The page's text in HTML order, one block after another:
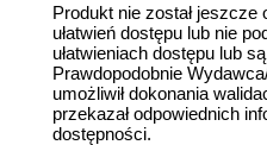
Produkt nie został jeszcze
ułatwień dostępu lub nie
ułatwieniach dostępu lub
Prawdopodobnie
umożliwił dokonania
przekazał odpowiednich
dostępności.